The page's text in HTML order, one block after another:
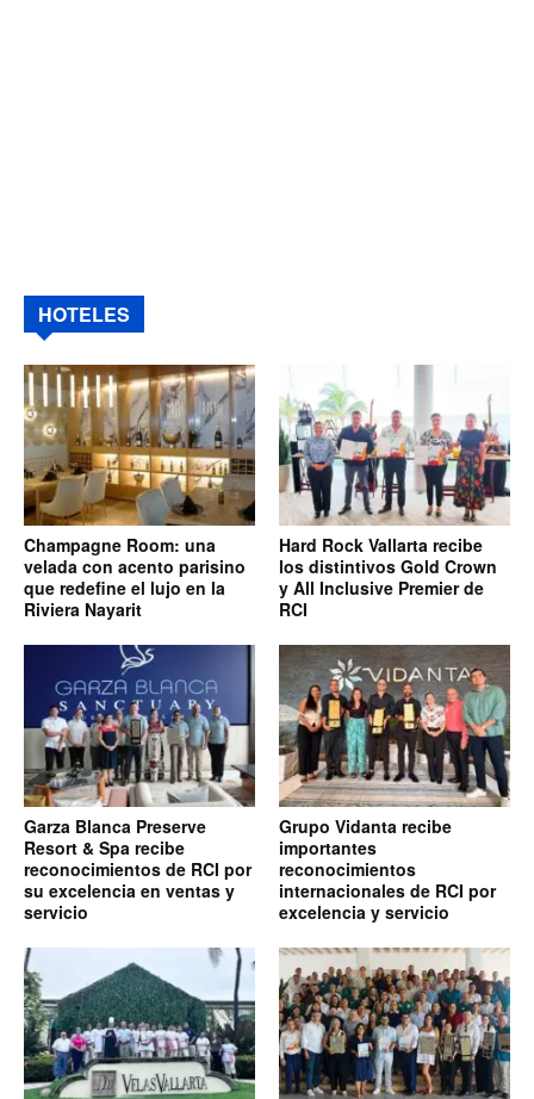
HOTELES
Champagne Room: una
velada con acento parisino
que redefine el lujo en la
Riviera Nayarit
Hard Rock Vallarta recibe
los distintivos Gold Crown
y All Inclusive Premier de
RCI
Garza Blanca Preserve
Resort & Spa recibe
reconocimientos de RCI por
su excelencia en ventas y
servicio
Grupo Vidanta recibe
importantes
reconocimientos
internacionales de RCI por
excelencia y servicio